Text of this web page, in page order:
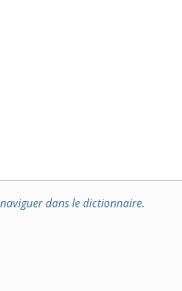
dans le dictionnaire.